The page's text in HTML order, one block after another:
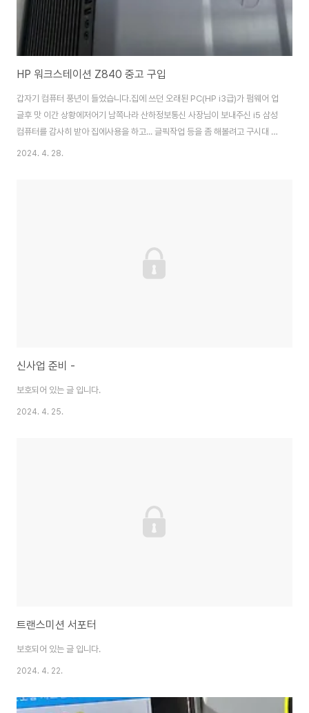
HP 워크스테이션 Z840 중고 구입
갑자기 컴퓨터 풍년이 들었습니다.집에 쓰던 오래된 PC(HP i3급)가 펌웨어 업
글후 맛 이간 상황에저어기 남쪽나라 산하정보통신 사장님이 보내주신 i5 삼성
컴퓨터를 감사히 받아 집에사용을 하고... 글픽작업 등을 좀 해볼려고 구시대 유
물(?)이긴 하지만썩어도 준치 이상급은 되리란 믿음으로 중고 워크스테이션을
2024. 4. 28.
신사업 준비 -
보호되어 있는 글 입니다.
2024. 4. 25.
트랜스미션 서포터
보호되어 있는 글 입니다.
2024. 4. 22.